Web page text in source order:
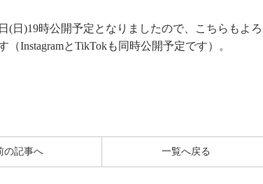
(日)19時公開予定となりましたので、こちらもよ
（InstagramとTikTokも同時公開予定です）。
の記事へ 一覧へ戻る